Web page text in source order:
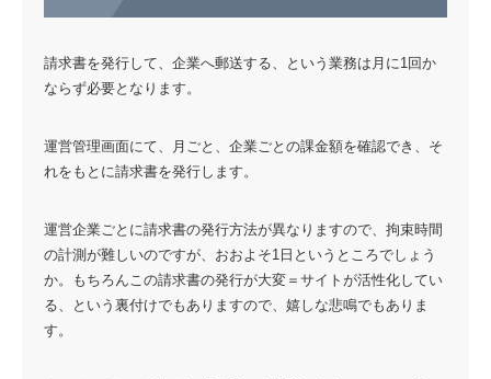
請求書を発行して、企業へ郵送する、という業務は月に1回か
ならず必要となります。
運営管理画面にて、月ごと、企業ごとの課金額を確認でき、そ
れをもとに請求書を発行します。
運営企業ごとに請求書の発行方法が異なりますので、拘束時間
の計測が難しいのですが、おおよそ1日というところでしょう
か。もちろんこの請求書の発行が大変＝サイトが活性化してい
る、という裏付けでもありますので、嬉しな悲鳴でもありま
す。